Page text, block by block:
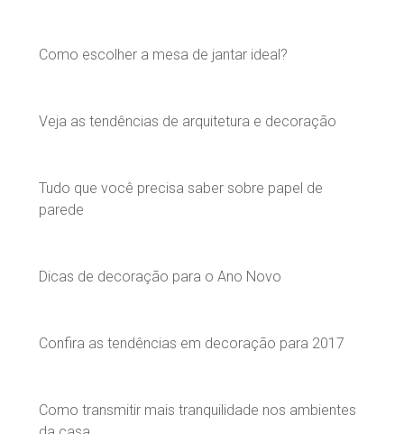
Como escolher a mesa de jantar ideal?
Veja as tendências de arquitetura e decoração
Tudo que você precisa saber sobre papel de
parede
Dicas de decoração para o Ano Novo
Confira as tendências em decoração para 2017
Como transmitir mais tranquilidade nos ambientes